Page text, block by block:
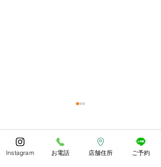
あっとゆう間の1年でしたね
皆様どのようにお過ごしでし
コメント
Instagram お電話 店舗住所 ご予約